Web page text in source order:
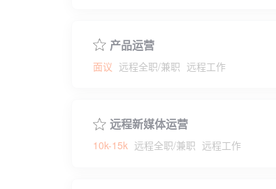
产品运营
面议 远程全职/兼职 远程工作
远程新媒体运营
10k-15k 远程全职/兼职 远程工作